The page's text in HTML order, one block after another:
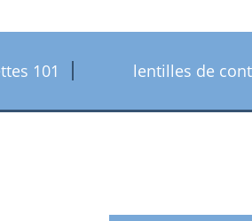
101
lentilles de